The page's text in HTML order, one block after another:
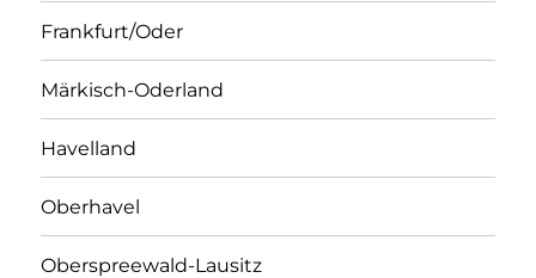
Frankfurt/Oder
Märkisch-Oderland
Havelland
Oberhavel
Oberspreewald-Lausitz